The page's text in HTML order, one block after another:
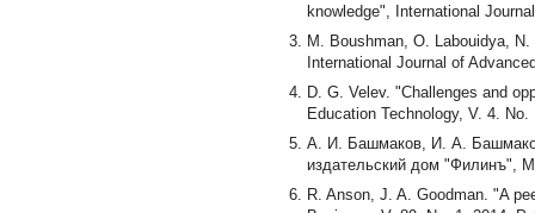
knowledge", International
M. Boushman, O. Labouidya,
International Journal of
D. G. Velev. "Challenges and
Education Technology, V. 4. No.
А. И. Башмаков, И. А.
издательский дом "Филинъ",
R. Anson, J. A. Goodman. "A